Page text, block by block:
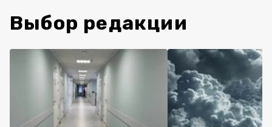
Выбор редакции